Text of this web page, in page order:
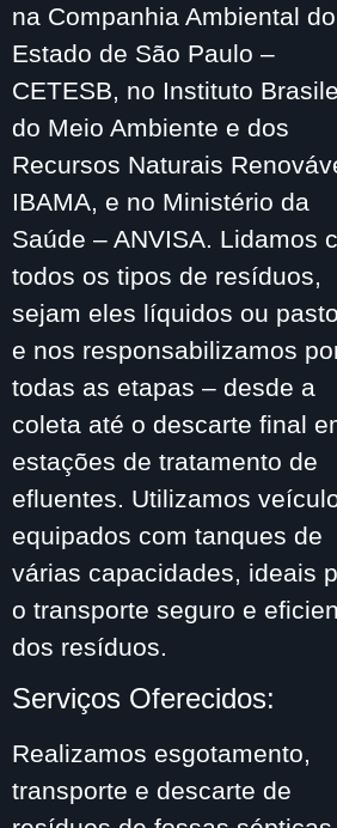
na Companhia Ambiental do
Estado de São Paulo –
CETESB, no Instituto
do Meio Ambiente e dos
Recursos Naturais
IBAMA, e no Ministério da
Saúde – ANVISA. Lidamos
todos os tipos de resíduos,
sejam eles líquidos ou
e nos responsabilizamos
todas as etapas – desde a
coleta até o descarte final
estações de tratamento de
efluentes. Utilizamos
equipados com tanques de
várias capacidades, ideais
o transporte seguro e
dos resíduos.
Serviços Oferecidos:
Realizamos esgotamento,
transporte e descarte de